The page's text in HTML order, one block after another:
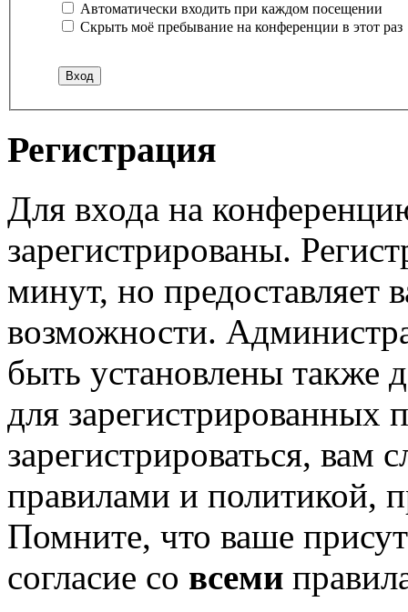
Автоматически входить при каждом посещении
Скрыть моё пребывание на конференции в этот раз
Регистрация
Для входа на
зарегистрированы.
минут, но предоставляет
возможности.
быть установлены также
для зарегистрированных
зарегистрироваться, вам
правилами и политикой,
Помните, что ваше
согласие со всеми